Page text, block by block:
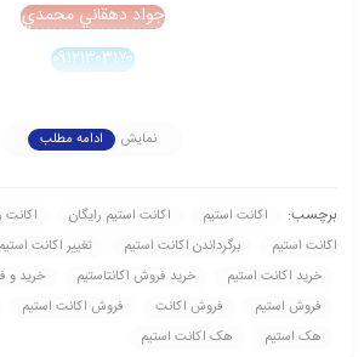
جواد دهقاني محمدي
۰۹۱۲۱۳۰۳۱۷۰
نمایش ادامه مطلب
برچسب: اکانت استیم اکانت استیم رايگان اکانت
اکانت استیم
برگرداندن اکانت استیم تغيير اکانت استیم
خريد اکانت استیم
خريد فروش اکانتاستیم
خريد و
فروش استیم
فروش اکانت فروش اکانت استیم
هک استیم
هک اکانت استیم